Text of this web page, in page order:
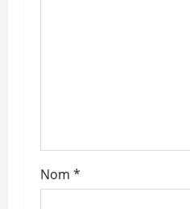
c
l
Nom *